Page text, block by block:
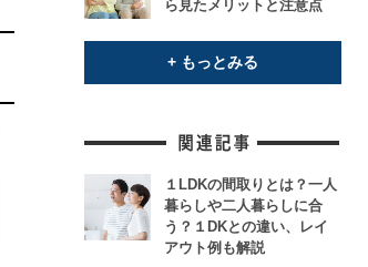
ら見たメリットと注意点
+ もっとみる
１LDKの間取りとは？一人
暮らしや二人暮らしに合
う？１DKとの違い、レイ
アウト例も解説